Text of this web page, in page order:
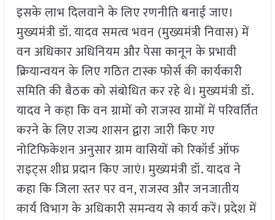
इसके लाभ दिलवाने के लिए रणनीति बनाई जाए।
मुख्यमंत्री डॉ. यादव समत्व भवन (मुख्यमंत्री निवास) में
वन अधिकार अधिनियम और पेसा कानून के प्रभावी
क्रियान्वयन के लिए गठित टास्क फोर्स की कार्यकारी
समिति की बैठक को संबोधित कर रहे थे। मुख्यमंत्री डॉ.
यादव ने कहा कि वन ग्रामों को राजस्व ग्रामों में परिवर्तित
करने के लिए राज्य शासन द्वारा जारी किए गए
नोटिफिकेशन अनुसार ग्राम वासियों को रिकॉर्ड ऑफ
राइट्स शीघ्र प्रदान किए जाएं। मुख्यमंत्री डॉ. यादव ने
कहा कि जिला स्तर पर वन, राजस्व और जनजातीय
कार्य विभाग के अधिकारी समन्वय से कार्य करें। प्रदेश में